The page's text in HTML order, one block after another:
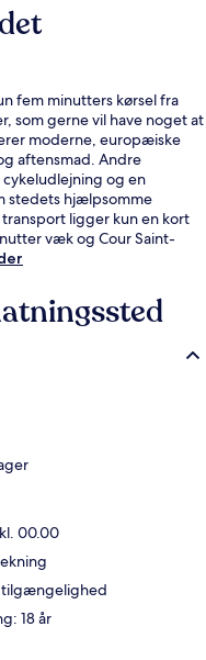
fem minutters kørsel fra
som gerne vil have noget at
moderne, europæiske
aftensmad. Andre
og en
stedets hjælpsomme
ligger kun en kort
væk og Cour Saint-
00.00
tilgængelighed
18 år